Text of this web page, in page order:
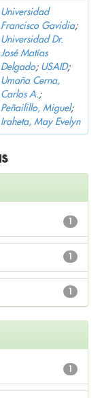
Universidad
Francisco Gavidia;
Universidad Dr.
José Matías
Delgado; USAID;
Umaña Cerna,
Carlos A.;
Peñailillo, Miguel;
Iraheta, May Evelyn
1
1
1
1